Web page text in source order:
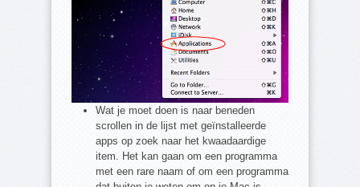
Wat je moet doen is naar beneden
scrollen in de lijst met geïnstalleerde
apps op zoek naar het kwaadaardige
item. Het kan gaan om een programma
met een rare naam of om een programma